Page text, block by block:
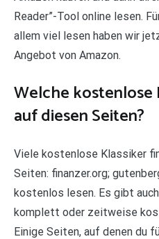
Reader”-Tool online lesen.
allem viel lesen haben wir
Angebot von Amazon.
Welche
auf diesen Seiten?
Viele kostenlose Klassiker
Seiten: finanzer.org;
kostenlos lesen. Es gibt
komplett oder zeitweise
Einige Seiten, auf denen du